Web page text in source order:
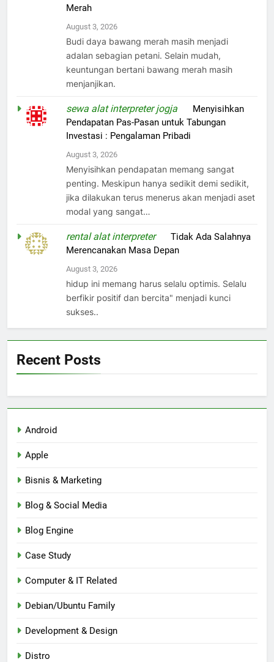
Merah
August 3, 2026
Budi daya bawang merah masih menjadi
adalan sebagian petani. Selain mudah,
keuntungan bertani bawang merah masih
menjanjikan.
sewa alat interpreter jogja
Menyisihkan
Pendapatan Pas-Pasan untuk Tabungan
Investasi : Pengalaman Pribadi
August 3, 2026
Menyisihkan pendapatan memang sangat
penting. Meskipun hanya sedikit demi sedikit,
jika dilakukan terus menerus akan menjadi aset
modal yang sangat…
rental alat interpreteronTidak Ada Salahnya
Merencanakan Masa Depan
August 3, 2026
hidup ini memang harus selalu optimis. Selalu
berfikir positif dan bercita" menjadi kunci
sukses..
Recent Posts
Android
Apple
Bisnis & Marketing
Blog & Social Media
Blog Engine
Case Study
Computer & IT Related
Debian/Ubuntu Family
Development & Design
Distro